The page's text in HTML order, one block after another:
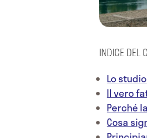
INDICE DEL
Lo
Il vero
Perché
Cosa